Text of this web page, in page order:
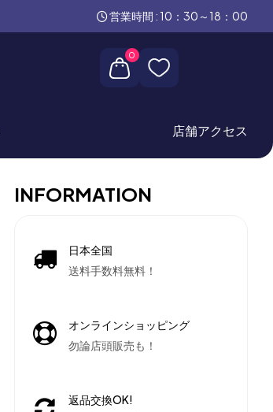
営業時間 : 10：30～18：00
0
店舗アクセス
INFORMATION
日本全国
送料手数料無料！
オンラインショッピング
勿論店頭販売も！
返品交換OK!